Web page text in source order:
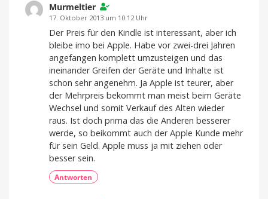
Murmeltier
17. Oktober 2013 um 10:12 Uhr
Der Preis für den Kindle ist interessant, aber ich
bleibe imo bei Apple. Habe vor zwei-drei Jahren
angefangen komplett umzusteigen und das
ineinander Greifen der Geräte und Inhalte ist
schon sehr angenehm. Ja Apple ist teurer, aber
der Mehrpreis bekommt man meist beim Geräte
Wechsel und somit Verkauf des Alten wieder
raus. Ist doch prima das die Anderen besserer
werde, so beikommt auch der Apple Kunde mehr
für sein Geld. Apple muss ja mit ziehen oder
besser sein.
Antworten